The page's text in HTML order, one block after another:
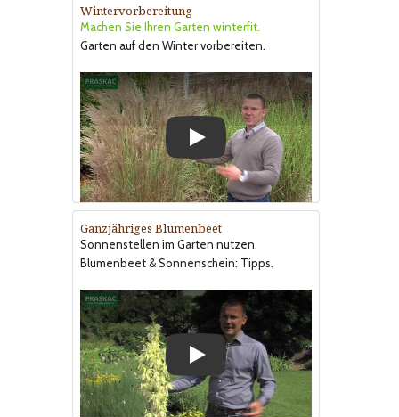
Wintervorbereitung
Machen Sie Ihren Garten winterfit.
Garten auf den Winter vorbereiten.
Ganzjähriges Blumenbeet
Sonnenstellen im Garten nutzen.
Blumenbeet & Sonnenschein: Tipps.